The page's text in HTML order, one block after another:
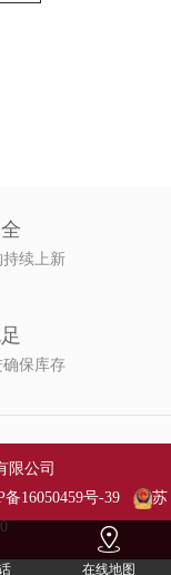
在线地图
续上新
保库存
限公司
备16050459号-39
苏